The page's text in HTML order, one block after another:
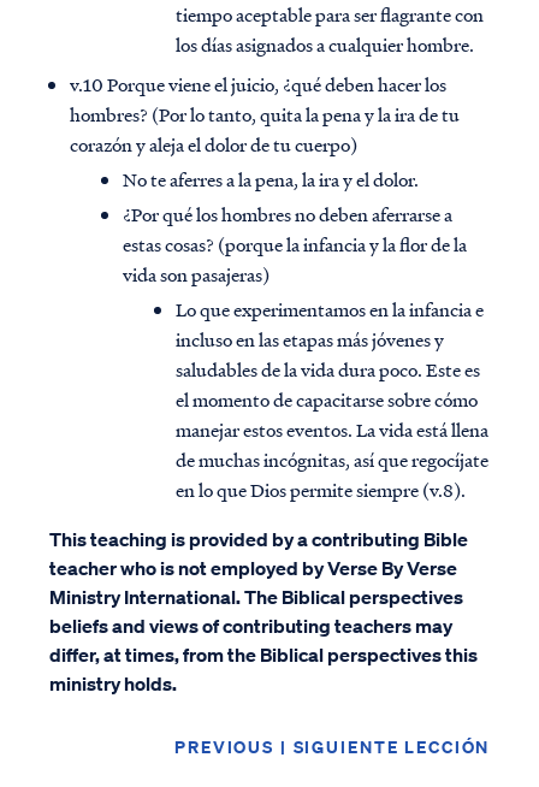
tiempo aceptable para ser flagrante con
los días asignados a cualquier hombre.
v.10 Porque viene el juicio, ¿qué deben hacer los
hombres? (Por lo tanto, quita la pena y la ira de tu
corazón y aleja el dolor de tu cuerpo)
No te aferres a la pena, la ira y el dolor.
¿Por qué los hombres no deben aferrarse a
estas cosas? (porque la infancia y la flor de la
vida son pasajeras)
Lo que experimentamos en la infancia e
incluso en las etapas más jóvenes y
saludables de la vida dura poco. Este es
el momento de capacitarse sobre cómo
manejar estos eventos. La vida está llena
de muchas incógnitas, así que regocíjate
en lo que Dios permite siempre (v.8).
This teaching is provided by a contributing Bible
teacher who is not employed by Verse By Verse
Ministry International. The Biblical perspectives
beliefs and views of contributing teachers may
differ, at times, from the Biblical perspectives this
ministry holds.
PREVIOUS | SIGUIENTE LECCIÓN